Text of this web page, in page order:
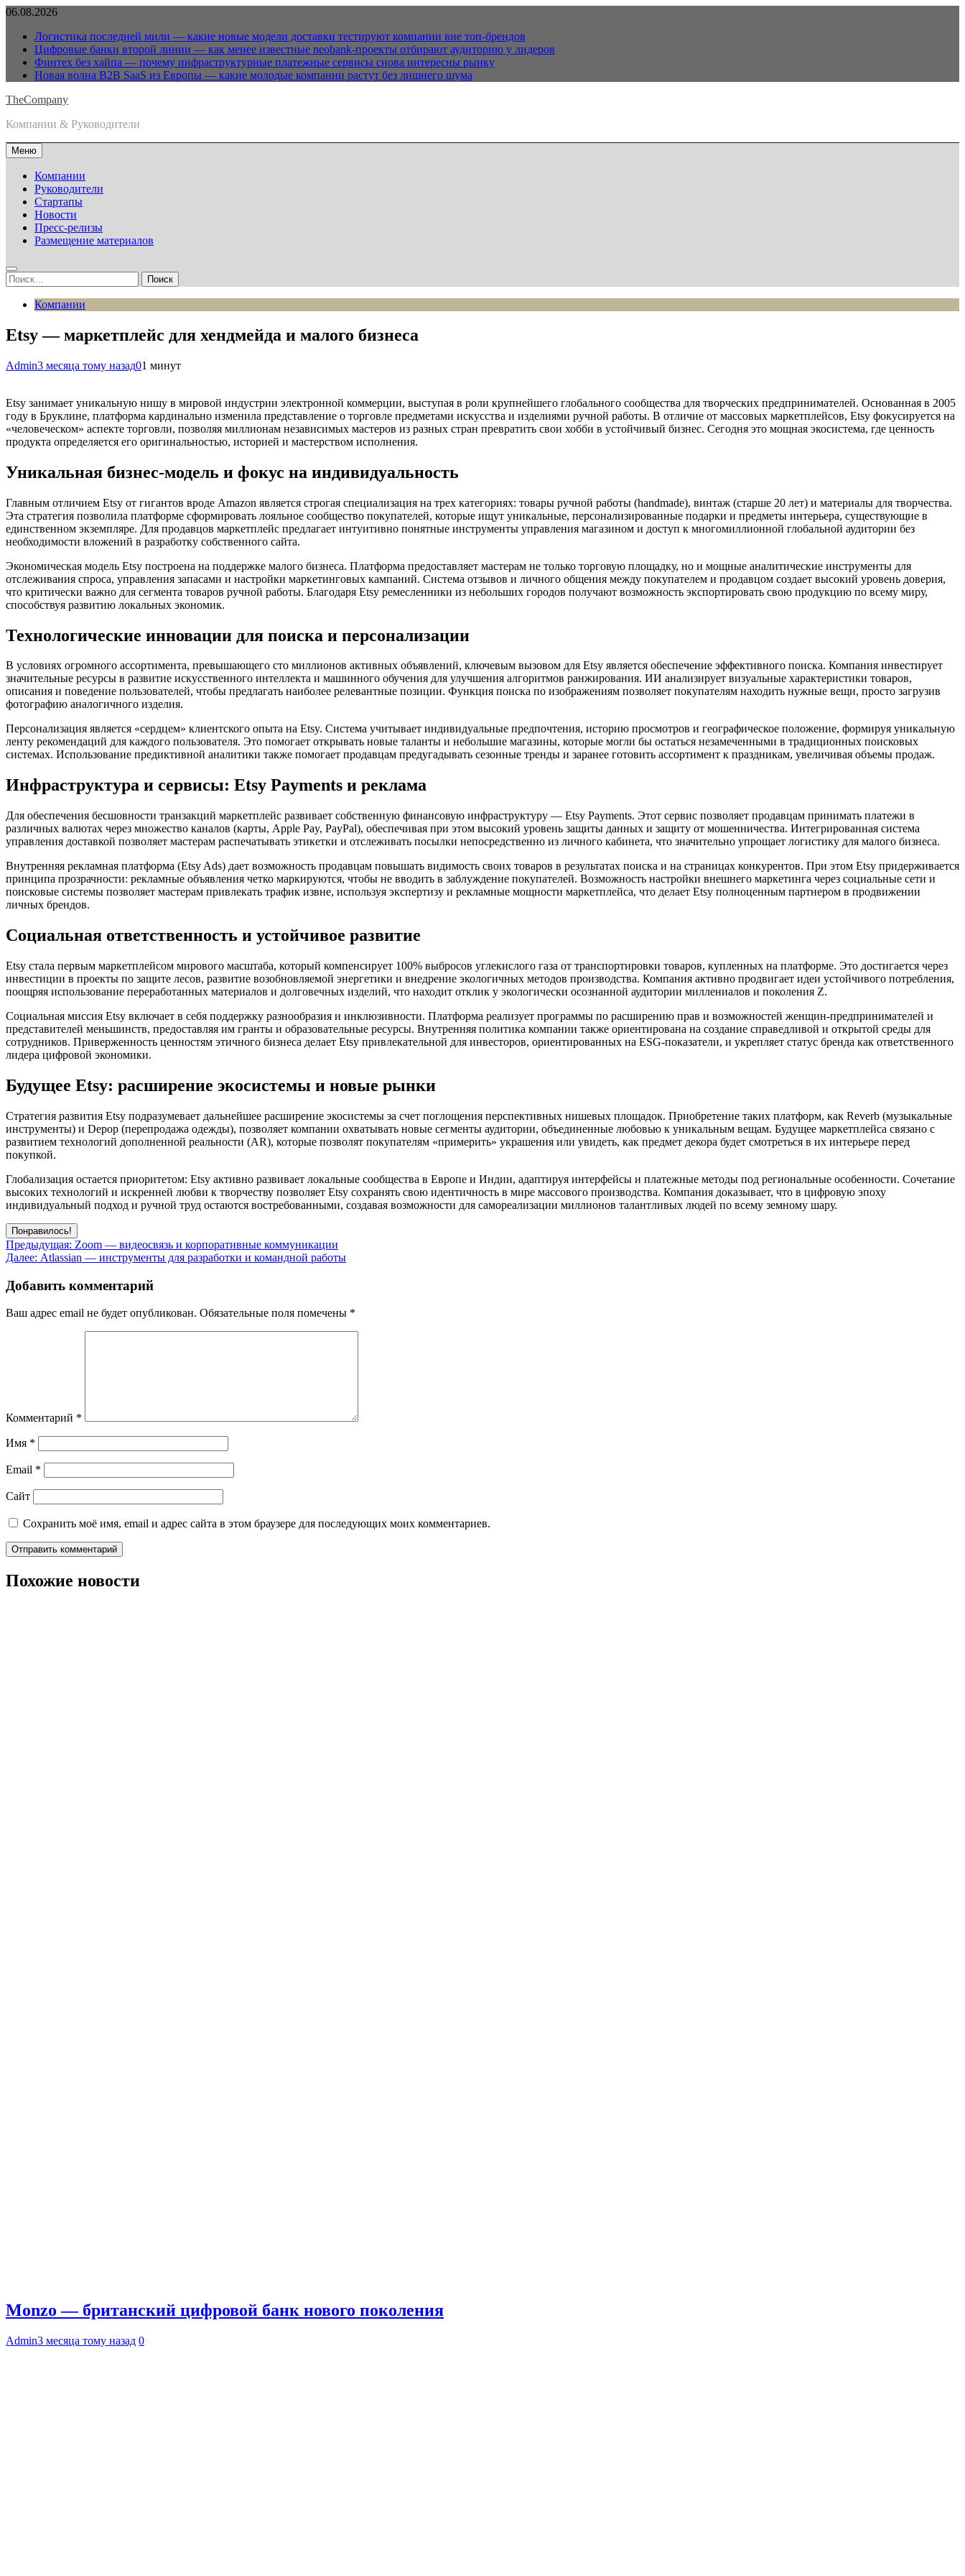
Перейти
содержимому
06.08.2026
Логистика последней мили — какие новые модели доставки тестируют компании вне топ-брендов
Цифровые банки второй линии — как менее известные neobank-проекты отбирают аудиторию у лидеров
Финтех без хайпа — почему инфраструктурные платежные сервисы снова интересны рынку
Новая волна B2B SaaS из Европы — какие молодые компании растут без лишнего шума
TheCompany
Компании & Руководители
Меню
Компании
Руководители
Стартапы
Новости
Пресс-релизы
Размещение материалов
Найти:
Компании
Etsy — маркетплейс для хендмейда и малого бизнеса
Admin3 месяца тому назад01 минут
Etsy занимает уникальную нишу в мировой индустрии электронной коммерции, выступая в роли крупнейшего глобального сообщества для творческих предпринимателей. Основанная в 2005
году в Бруклине, платформа кардинально изменила представление о торговле предметами искусства и изделиями ручной работы. В отличие от массовых маркетплейсов, Etsy фокусируется на
«человеческом» аспекте торговли, позволяя миллионам независимых мастеров из разных стран превратить свои хобби в устойчивый бизнес. Сегодня это мощная экосистема, где ценность
продукта определяется его оригинальностью, историей и мастерством исполнения.
Уникальная бизнес-модель и фокус на индивидуальность
Главным отличием Etsy от гигантов вроде Amazon является строгая специализация на трех категориях: товары ручной работы (handmade), винтаж (старше 20 лет) и материалы для творчества.
Эта стратегия позволила платформе сформировать лояльное сообщество покупателей, которые ищут уникальные, персонализированные подарки и предметы интерьера, существующие в
единственном экземпляре. Для продавцов маркетплейс предлагает интуитивно понятные инструменты управления магазином и доступ к многомиллионной глобальной аудитории без
необходимости вложений в разработку собственного сайта.
Экономическая модель Etsy построена на поддержке малого бизнеса. Платформа предоставляет мастерам не только торговую площадку, но и мощные аналитические инструменты для
отслеживания спроса, управления запасами и настройки маркетинговых кампаний. Система отзывов и личного общения между покупателем и продавцом создает высокий уровень доверия,
что критически важно для сегмента товаров ручной работы. Благодаря Etsy ремесленники из небольших городов получают возможность экспортировать свою продукцию по всему миру,
способствуя развитию локальных экономик.
Технологические инновации для поиска и персонализации
В условиях огромного ассортимента, превышающего сто миллионов активных объявлений, ключевым вызовом для Etsy является обеспечение эффективного поиска. Компания инвестирует
значительные ресурсы в развитие искусственного интеллекта и машинного обучения для улучшения алгоритмов ранжирования. ИИ анализирует визуальные характеристики товаров,
описания и поведение пользователей, чтобы предлагать наиболее релевантные позиции. Функция поиска по изображениям позволяет покупателям находить нужные вещи, просто загрузив
фотографию аналогичного изделия.
Персонализация является «сердцем» клиентского опыта на Etsy. Система учитывает индивидуальные предпочтения, историю просмотров и географическое положение, формируя уникальную
ленту рекомендаций для каждого пользователя. Это помогает открывать новые таланты и небольшие магазины, которые могли бы остаться незамеченными в традиционных поисковых
системах. Использование предиктивной аналитики также помогает продавцам предугадывать сезонные тренды и заранее готовить ассортимент к праздникам, увеличивая объемы продаж.
Инфраструктура и сервисы: Etsy Payments и реклама
Для обеспечения бесшовности транзакций маркетплейс развивает собственную финансовую инфраструктуру — Etsy Payments. Этот сервис позволяет продавцам принимать платежи в
различных валютах через множество каналов (карты, Apple Pay, PayPal), обеспечивая при этом высокий уровень защиты данных и защиту от мошенничества. Интегрированная система
управления доставкой позволяет мастерам распечатывать этикетки и отслеживать посылки непосредственно из личного кабинета, что значительно упрощает логистику для малого бизнеса.
Внутренняя рекламная платформа (Etsy Ads) дает возможность продавцам повышать видимость своих товаров в результатах поиска и на страницах конкурентов. При этом Etsy придерживается
принципа прозрачности: рекламные объявления четко маркируются, чтобы не вводить в заблуждение покупателей. Возможность настройки внешнего маркетинга через социальные сети и
поисковые системы позволяет мастерам привлекать трафик извне, используя экспертизу и рекламные мощности маркетплейса, что делает Etsy полноценным партнером в продвижении
личных брендов.
Социальная ответственность и устойчивое развитие
Etsy стала первым маркетплейсом мирового масштаба, который компенсирует 100% выбросов углекислого газа от транспортировки товаров, купленных на платформе. Это достигается через
инвестиции в проекты по защите лесов, развитие возобновляемой энергетики и внедрение экологичных методов производства. Компания активно продвигает идеи устойчивого потребления,
поощряя использование переработанных материалов и долговечных изделий, что находит отклик у экологически осознанной аудитории миллениалов и поколения Z.
Социальная миссия Etsy включает в себя поддержку разнообразия и инклюзивности. Платформа реализует программы по расширению прав и возможностей женщин-предпринимателей и
представителей меньшинств, предоставляя им гранты и образовательные ресурсы. Внутренняя политика компании также ориентирована на создание справедливой и открытой среды для
сотрудников. Приверженность ценностям этичного бизнеса делает Etsy привлекательной для инвесторов, ориентированных на ESG-показатели, и укрепляет статус бренда как ответственного
лидера цифровой экономики.
Будущее Etsy: расширение экосистемы и новые рынки
Стратегия развития Etsy подразумевает дальнейшее расширение экосистемы за счет поглощения перспективных нишевых площадок. Приобретение таких платформ, как Reverb (музыкальные
инструменты) и Depop (перепродажа одежды), позволяет компании охватывать новые сегменты аудитории, объединенные любовью к уникальным вещам. Будущее маркетплейса связано с
развитием технологий дополненной реальности (AR), которые позволят покупателям «примерить» украшения или увидеть, как предмет декора будет смотреться в их интерьере перед
покупкой.
Глобализация остается приоритетом: Etsy активно развивает локальные сообщества в Европе и Индии, адаптируя интерфейсы и платежные методы под региональные особенности. Сочетание
высоких технологий и искренней любви к творчеству позволяет Etsy сохранять свою идентичность в мире массового производства. Компания доказывает, что в цифровую эпоху
индивидуальный подход и ручной труд остаются востребованными, создавая возможности для самореализации миллионов талантливых людей по всему земному шару.
Понравилось!
Навигация
по
записям
Предыдущая: Zoom — видеосвязь и корпоративные коммуникации
Далее: Atlassian — инструменты для разработки и командной работы
Добавить комментарий
Ваш адрес email не будет опубликован. Обязательные поля помечены *
Комментарий *
Имя *
Email *
Сайт
Сохранить моё имя, email и адрес сайта в этом браузере для последующих моих комментариев.
Похожие новости
Monzo — британский цифровой банк нового поколения
Admin3 месяца тому назад 0